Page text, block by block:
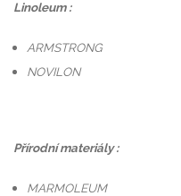
Linoleum :
ARMSTRONG
NOVILON
Přírodní materiály :
MARMOLEUM